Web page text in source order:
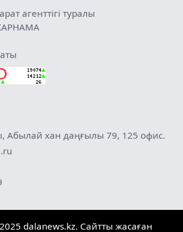
агенттігі туралы
Абылай хан даңғылы 79, 125 офис.
dalanews.kz. Сайтты жасаған